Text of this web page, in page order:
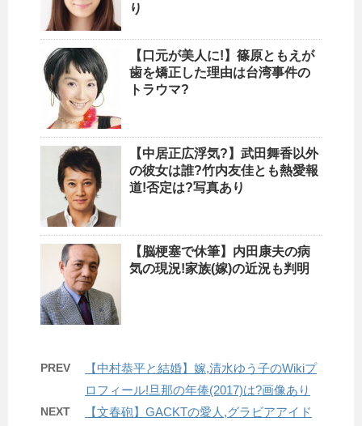
り
【口元が美人に!】篠原ともえが
歯を矯正した理由は台湾事件の
トラウマ?
【中居正広浮気?】武田舞香以外
の彼女は誰?竹内友佳とも熱愛報
道!否定は?写真あり
【脳梗塞で休筆】内田康夫の病
気の現況!家族(嫁)の近況も判明
PREV
【中村恭平と結婚】嫁,清水ゆう子のWikiプ
ロフィール!旦那の年俸(2017)は?画像あり
NEXT
【文春砲】GACKTの愛人,グラビアアイド